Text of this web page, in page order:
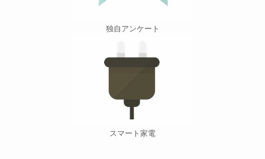
独自アンケート
スマート家電